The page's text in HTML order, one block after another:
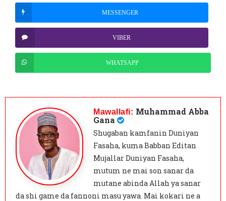
MESSENGER
VIBER
WHATSAPP
Mawallafi: Muhammad Abba
Gana
Shugaban kamfanin Duniyan
Fasaha, kuma Babban Editan
Mujallar Duniyan Fasaha,
mutum ne mai son sanar da
mutane abinda Allah ya sanar
da shi game da fannoni masu yawa. Mai kokari ne a